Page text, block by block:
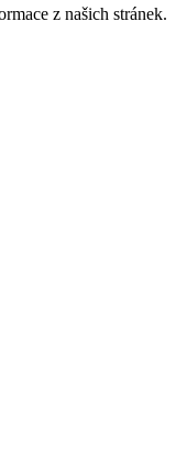
z našich stránek.